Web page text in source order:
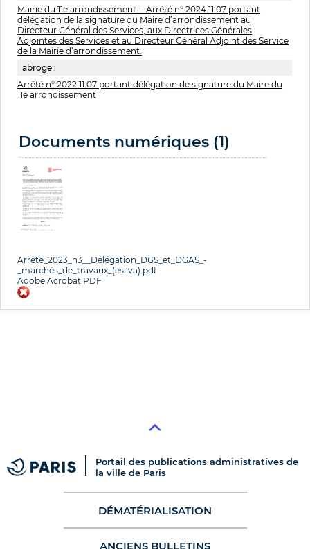
Mairie du 11e arrondissement. - Arrêté n° 2024.11.07 portant
délégation de la signature du Maire d’arrondissement au
Directeur Général des Services, aux Directrices Générales
Adjointes des Services et au Directeur Général Adjoint des Service
de la Mairie d’arrondissement.
abroge :
Arrêté n° 2022.11.07 portant délégation de signature du Maire du
11e arrondissement
Documents numériques (1)
Arrêté_2023_n3__Délégation_DGS_et_DGAS_-
_marchés_de_travaux_(esilva).pdf
Adobe Acrobat PDF
Portail des publications administratives de
la ville de Paris
DÉMATÉRIALISATION
ANCIENS BULLETINS